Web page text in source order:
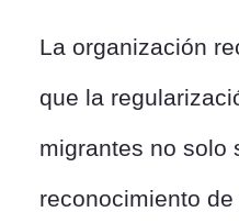
La organización
que la
migrantes no solo
reconocimiento